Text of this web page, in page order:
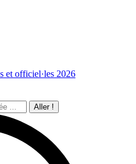
et officiel·les 2026